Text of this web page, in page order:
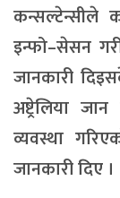
कन्सल्टेन्सीले
इन्फो–सेसन
जानकारी
अष्ट्रेलिया
व्यवस्था
जानकारी दिए ।